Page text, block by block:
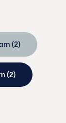
(2)
(2)